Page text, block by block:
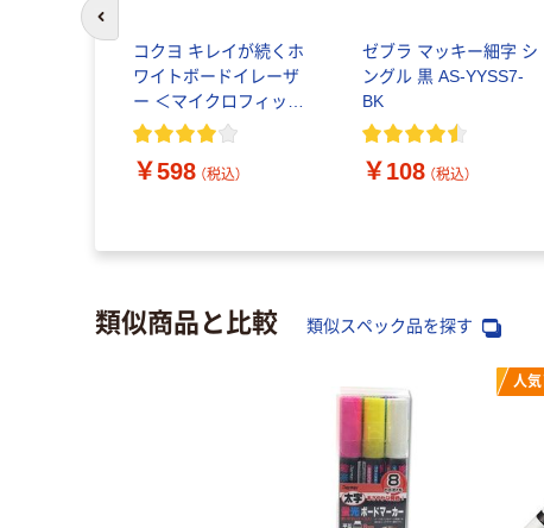
コクヨ キレイが続くホ
ワイトボードイレーザ
ー ＜マイクロフィット
＞M 本体 RA-52 1個
￥598 （税込）
ゼブラ マッキー細字 シ
ングル 黒 AS-YYSS7-
BK
￥108 （税込）
類似商品と比較 類似スペック品を探す
人